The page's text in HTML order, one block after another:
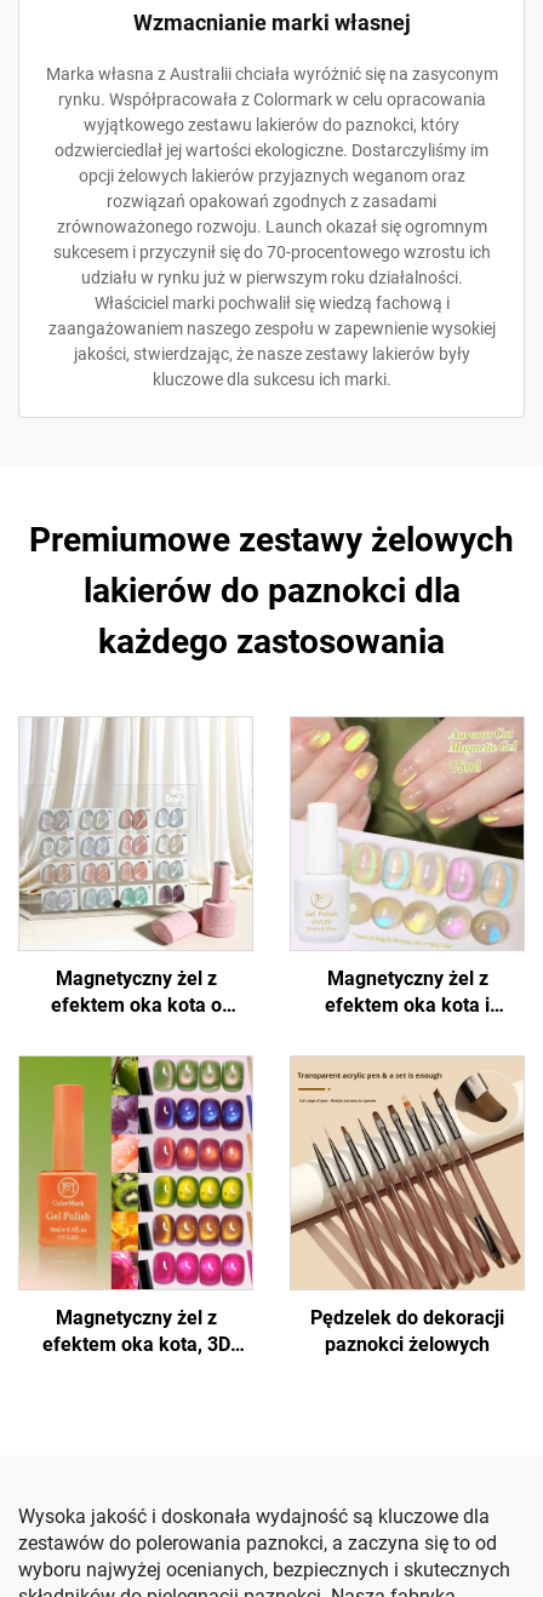
Wzmacnianie marki własnej
Marka własna z Australii chciała wyróżnić się na zasyconym
rynku. Współpracowała z Colormark w celu opracowania
wyjątkowego zestawu lakierów do paznokci, który
odzwierciedlał jej wartości ekologiczne. Dostarczyliśmy im
opcji żelowych lakierów przyjaznych weganom oraz
rozwiązań opakowań zgodnych z zasadami
zrównoważonego rozwoju. Launch okazał się ogromnym
sukcesem i przyczynił się do 70-procentowego wzrostu ich
udziału w rynku już w pierwszym roku działalności.
Właściciel marki pochwalił się wiedzą fachową i
zaangażowaniem naszego zespołu w zapewnienie wysokiej
jakości, stwierdzając, że nasze zestawy lakierów były
kluczowe dla sukcesu ich marki.
Premiumowe zestawy żelowych
lakierów do paznokci dla
każdego zastosowania
Magnetyczny żel z
efektem oka kota o
Magnetyczny żel z
efektem oka kota i
Magnetyczny żel z
efektem oka kota, 3D
Pędzelek do dekoracji
paznokci żelowych
Wysoka jakość i doskonała wydajność są kluczowe dla
zestawów do polerowania paznokci, a zaczyna się to od
wyboru najwyżej ocenianych, bezpiecznych i skutecznych